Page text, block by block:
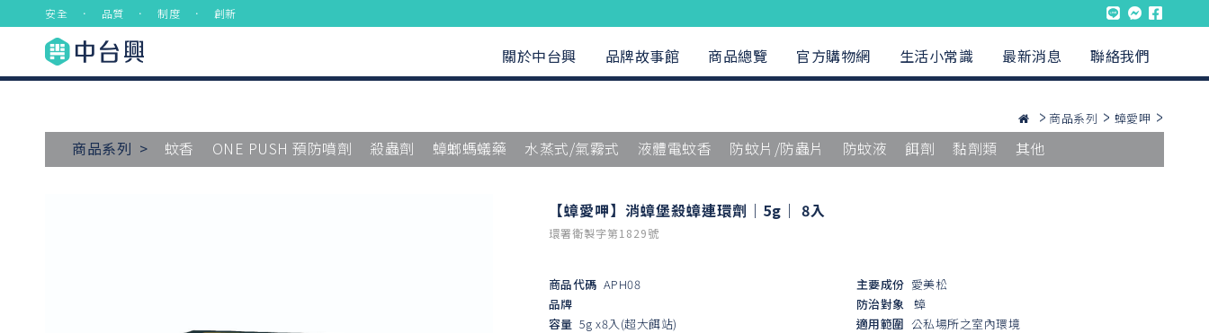
安全 ． 品質 ． 制度 ． 創新
關於中台興 品牌故事館 商品總覽 官方購物網 生活小常識 最新消息 聯絡我們
商品系列 蟑愛呷
商品系列 > 蚊香 ONE PUSH 預防噴劑 殺蟲劑 蟑螂螞蟻藥 水蒸式/氣霧式 液體電蚊香 防蚊片/防蟲片 防蚊液 餌劑 黏劑類 其他
【蟑愛呷】消蟑堡殺蟑連環劑｜5g｜ 8入
環署衛製字第1829號
商品代碼 APH08
品牌
容量 5g x8入(超大餌站)
主要成份 愛美松
防治對象
蟑
適用範圍 公私場所之室內環境